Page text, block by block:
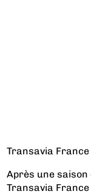
Transavia
Après une
Transavia